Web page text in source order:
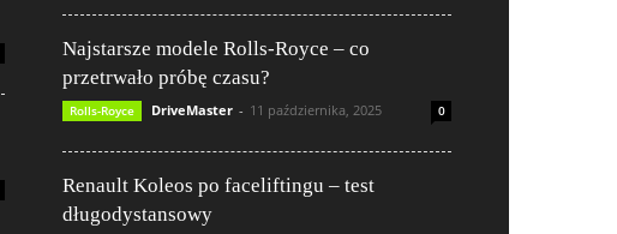
Najstarsze modele Rolls-Royce – co
przetrwało próbę czasu?
Rolls-Royce DriveMaster - 11 października, 2025 0
Renault Koleos po faceliftingu – test
długodystansowy